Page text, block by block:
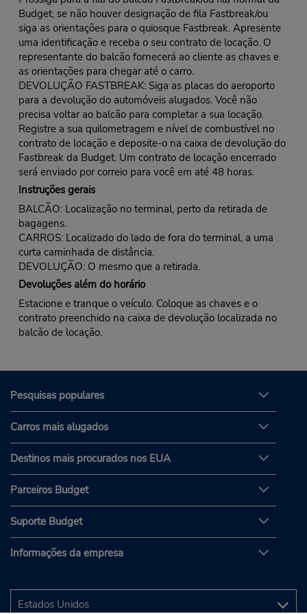
Budget, se não houver designação de fila Fastbreak/ou
siga as orientações para o quiosque Fastbreak. Apresente
uma identificação e receba o seu contrato de locação. O
representante do balcão fornecerá ao cliente as chaves e
as orientações para chegar até o carro.
DEVOLUÇÃO FASTBREAK: Siga as placas do aeroporto
para a devolução do automóveis alugados. Você não
precisa voltar ao balcão para completar a sua locação.
Registre a sua quilometragem e nível de combustível no
contrato de locação e deposite-o na caixa de devolução do
Fastbreak da Budget. Um contrato de locação encerrado
será enviado por correio para você em até 48 horas.
Instruções gerais
BALCÃO: Localização no terminal, perto da retirada de
bagagens.
CARROS: Localizado do lado de fora do terminal, a uma
curta caminhada de distância.
DEVOLUÇÃO: O mesmo que a retirada.
Devoluções além do horário
Estacione e tranque o veículo. Coloque as chaves e o
contrato preenchido na caixa de devolução localizada no
balcão de locação.
Pesquisas populares
Carros mais alugados
Destinos mais procurados nos EUA
Parceiros Budget
Suporte Budget
Informações da empresa